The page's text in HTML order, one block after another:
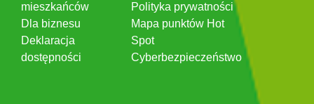
mieszkańców
Dla biznesu
Deklaracja
dostępności
Polityka prywatności
Mapa punktów Hot
Spot
Cyberbezpieczeństwo